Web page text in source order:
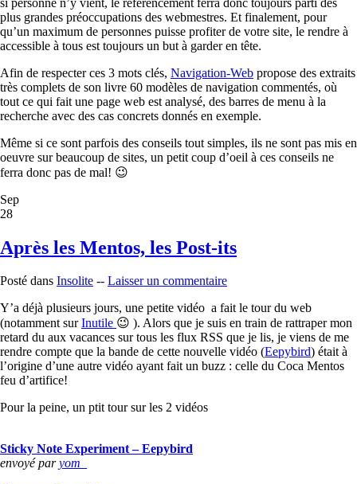
plus grandes préoccupations des webmestres. Et finalement, pour
qu’un maximum de personnes puisse profiter de votre site, le rendre à
accessible à tous est toujours un but à garder en tête.
Afin de respecter ces 3 mots clés, Navigation-Web propose des extraits
très complets de son livre 60 modèles de navigation commentés, où
tout ce qui fait une page web est analysé, des barres de menu à la
recherche avec des cas concrets donnés en exemple.
Même si ce sont parfois des conseils tout simples, ils ne sont pas mis en
oeuvre sur beaucoup de sites, un petit coup d’oeil à ces conseils ne
ferra donc pas de mal! 😉
Sep
28
Après les Mentos, les Post-its
Posté dans Insolite -- Laisser un commentaire
Y’a déjà plusieurs jours, une petite vidéo a fait le tour du web
(notamment surInutile 😉 ). Alors que je suis en train de rattraper mon
retard du aux vacances sur tous les flux RSS que je lis, je viens de me
rendre compte que la bande de cette nouvelle vidéo (Eepybird) était à
l’origine d’une autre vidéo ayant fait un buzz : celle du Coca Mentos
feu d’artifice!
Pour la peine, un ptit tour sur les 2 vidéos
Sticky Note Experiment – Eepybird
envoyé paryom_